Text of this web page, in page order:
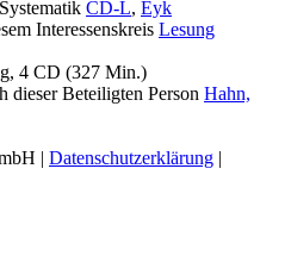
CD-L, Eyk
Interessenskreis Lesung
4 CD (327 Min.)
dieser Beteiligten Person Hahn,
| Datenschutzerklärung |